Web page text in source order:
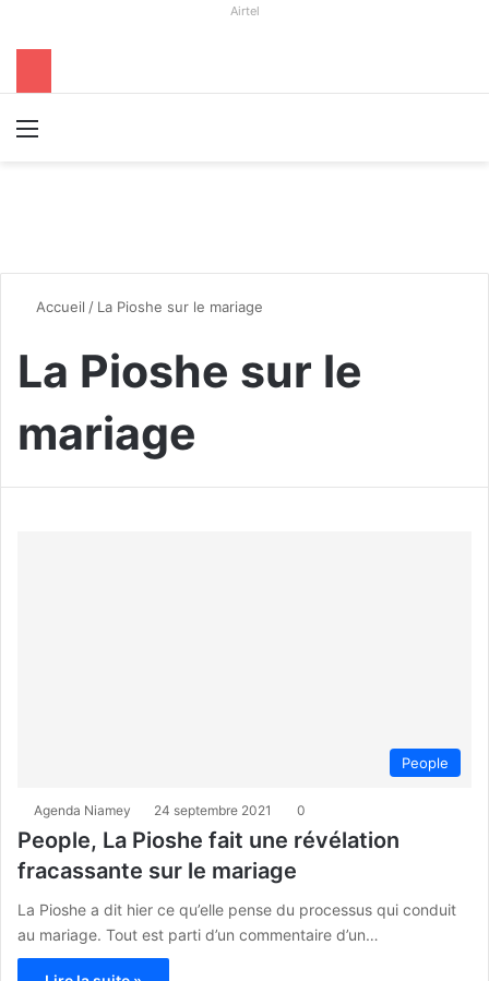
Airtel
Accueil / La Pioshe sur le mariage
La Pioshe sur le
mariage
People
Agenda Niamey 24 septembre 2021 0
People, La Pioshe fait une révélation
fracassante sur le mariage
La Pioshe a dit hier ce qu’elle pense du processus qui conduit
au mariage. Tout est parti d’un commentaire d’un…